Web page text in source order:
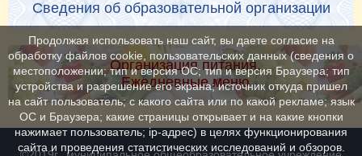
Сведения об образовательной организации
Организация питания.
Ежедневные меню
Продолжая использовать наш сайт, вы даете согласие на
обработку файлов cookie, пользовательских данных (сведения о
местоположении; тип и версия ОС; тип и версия Браузера; тип
устройства и разрешение его экрана; источник откуда пришел
на сайт пользователь; с какого сайта или по какой рекламе; язык
ОС и Браузера; какие страницы открывает и на какие кнопки
нажимает пользователь; ip-адрес) в целях функционирования
сайта и проведения статистических исследований и обзоров.